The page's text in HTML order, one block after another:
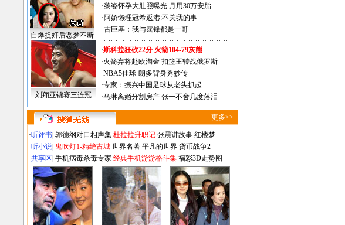
自爆捉奸后恶梦不断
·黎姿怀孕大肚照曝光 月用30万安胎
·阿娇懒理冠希返港:不关我的事
·古巨基：我与霆锋都是一哥
刘翔亚锦赛三连冠
·斯科拉狂砍22分 火箭104-79灰熊
·火箭弃将赴欧淘金 扣篮王转战俄罗斯
·NBA5佳球-朗多背身秀妙传
·专家：振兴中国足球从老头抓起
·马琳离婚分割房产 张一不舍几度落泪
更多>>
·听评书 郭德纲对口相声集 杜拉拉升职记 张震讲故事 红楼梦
·听小说 鬼吹灯1-精绝古城 世界名著 平凡的世界 货币战争2
·共享区 手机病毒杀毒专家 经典手机游游格斗集 福彩3D走势图